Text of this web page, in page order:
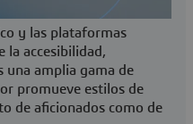
y las plataformas
la accesibilidad,
una amplia gama de
promueve estilos de
de aficionados como de